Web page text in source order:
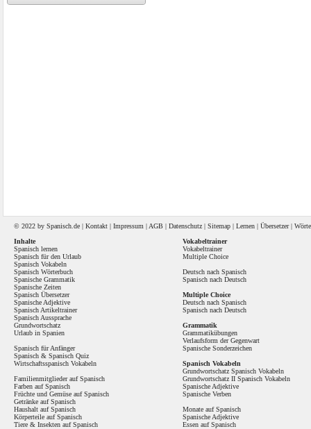
© 2022 by Spanisch .de | Kontakt | Impressum | AGB | Datenschutz | Sitemap | Lernen | Übersetzer|
Inhalte
Spanisch lernen
Spanisch für den Urlaub
Spanisch Vokabeln
Spanisch Wörterbuch
Spanische Grammatik
Spanische Zeiten
Spanisch Übersetzer
Spanische Adjektive
Spanisch Artikeltrainer
Spanisch Aussprache
Grundwortschatz
Urlaub in Spanien
Spanisch für Anfänger
Spanisch & Spanisch Quiz
Wirtschaftsspanisch Vokabeln
Familienmitglieder auf Spanisch
Farben auf Spanisch
Früchte und Gemüse auf Spanisch
Getränke auf Spanisch
Haushalt auf Spanisch
Körperteile auf Spanisch
Tiere & Insekten auf Spanisch
Vokabeltrainer
Vokabeltrainer
Multiple Choice
Deutsch nach Spanisch
Spanisch nach Deutsch
Multiple Choice
Deutsch nach Spanisch
Spanisch nach Deutsch
Grammatik
Grammatikübungen
Verlaufsform der Gegenwart
Spanische Sonderzeichen
Spanisch Vokabeln
Grundwortschatz Spanisch Vokabeln
Grundwortschatz II Spanisch Vokabeln
Spanische Adjektive
Spanische Verben
Monate auf Spanisch
Spanische Adjektive
Essen auf Spanisch